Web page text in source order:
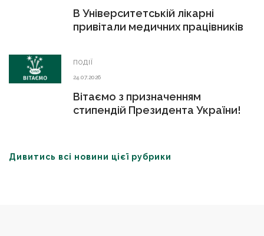
В Університетській лікарні
привітали медичних працівників
ПОДІЇ
24.07.2026
Вітаємо з призначенням
стипендій Президента України!
Дивитись всі новини цієї рубрики